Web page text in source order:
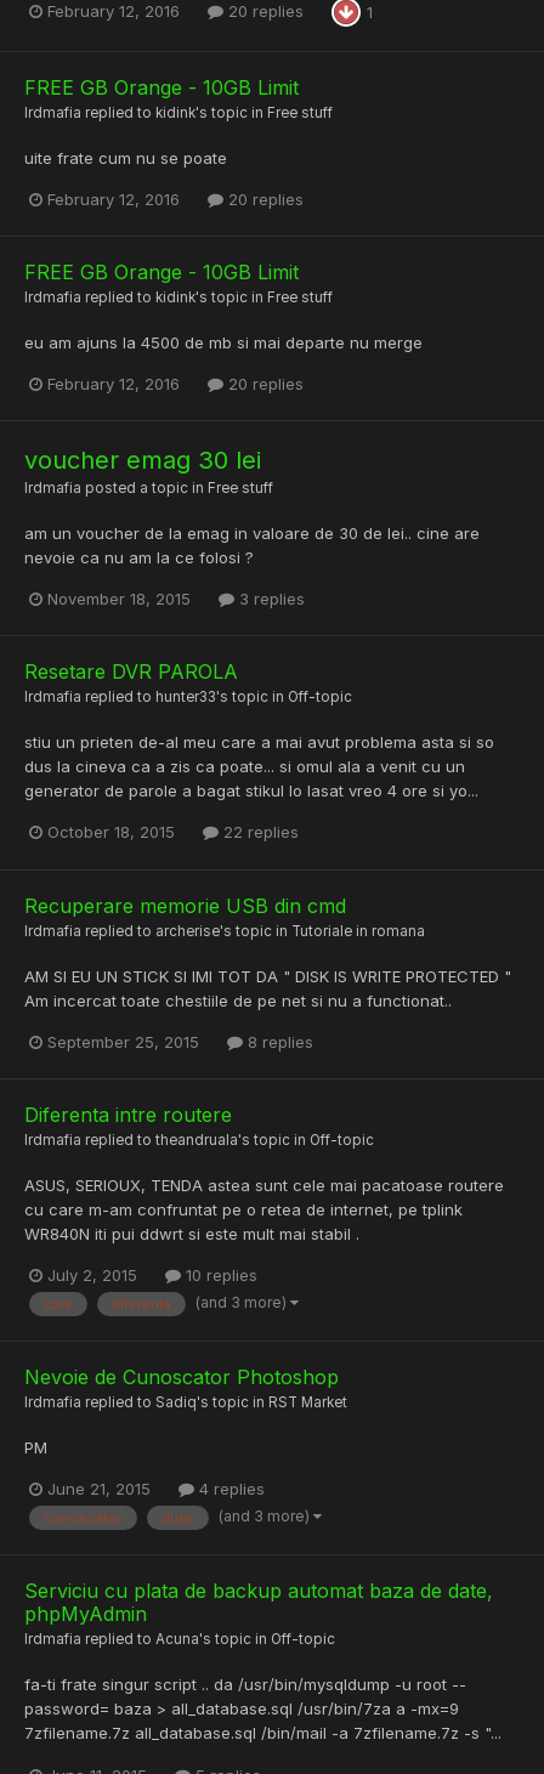
February 12, 2016 20 replies 1
FREE GB Orange - 10GB Limit
lrdmafia replied to kidink's topic in Free stuff
uite frate cum nu se poate
February 12, 2016 20 replies
FREE GB Orange - 10GB Limit
lrdmafia replied to kidink's topic in Free stuff
eu am ajuns la 4500 de mb si mai departe nu merge
February 12, 2016 20 replies
voucher emag 30 lei
lrdmafia posted a topic in Free stuff
am un voucher de la emag in valoare de 30 de lei.. cine are
nevoie ca nu am la ce folosi ?
November 18, 2015 3 replies
Resetare DVR PAROLA
lrdmafia replied to hunter33's topic in Off-topic
stiu un prieten de-al meu care a mai avut problema asta si so
dus la cineva ca a zis ca poate... si omul ala a venit cu un
generator de parole a bagat stikul lo lasat vreo 4 ore si yo...
October 18, 2015 22 replies
Recuperare memorie USB din cmd
lrdmafia replied to archerise's topic in Tutoriale in romana
AM SI EU UN STICK SI IMI TOT DA " DISK IS WRITE PROTECTED "
Am incercat toate chestiile de pe net si nu a functionat..
September 25, 2015 8 replies
Diferenta intre routere
lrdmafia replied to theandruala's topic in Off-topic
ASUS, SERIOUX, TENDA astea sunt cele mai pacatoase routere
cu care m-am confruntat pe o retea de internet, pe tplink
WR840N iti pui ddwrt si este mult mai stabil .
July 2, 2015 10 replies
care diferenta (and 3 more)
Nevoie de Cunoscator Photoshop
lrdmafia replied to Sadiq's topic in RST Market
PM
June 21, 2015 4 replies
cunoscator dupa (and 3 more)
Serviciu cu plata de backup automat baza de date,
phpMyAdmin
lrdmafia replied to Acuna's topic in Off-topic
fa-ti frate singur script .. da /usr/bin/mysqldump -u root --
password= baza > all_database.sql /usr/bin/7za a -mx=9
7zfilename.7z all_database.sql /bin/mail -a 7zfilename.7z -s "...